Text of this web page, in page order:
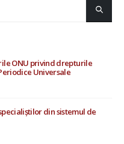
ONU privind drepturile
Universale
din sistemul de